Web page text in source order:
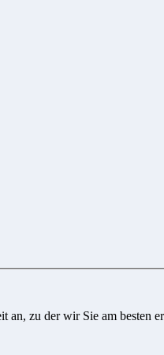
an, zu der wir Sie am besten